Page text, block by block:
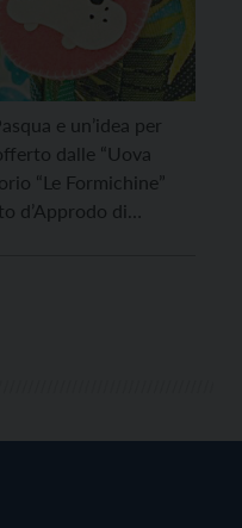
e un’idea per
dalle “Uova
“Le Formichine”
d’Approdo di